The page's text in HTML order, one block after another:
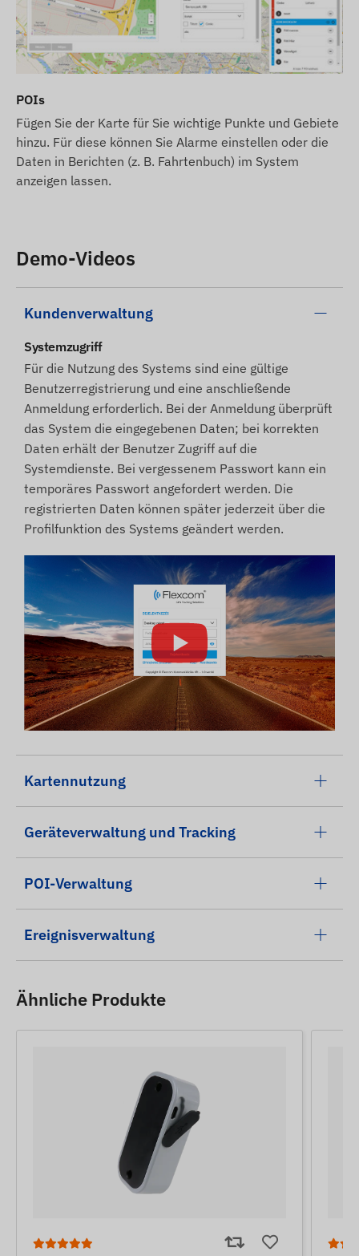
Wahl unserer modernen 4G (LTE)
-Geräte, die eine
bessere Abdeckung und schnellere
Datenkommunikation bieten.
Wir sind bestrebt, die Daten und Bilder auf der
Website kontinuierlich zu aktualisieren und deren
Genauigkeit sicherzustellen. Bitte beachten Sie
jedoch, dass der Hersteller sich das Recht
vorbehält, Produktspezifikationen oder
Verpackungen ohne vorherige Ankündigung zu
Recht auf Herstelleränderungen bezüglich
POIs
Fügen Sie der Karte für Sie wichtige Punkte und Gebiete
hinzu. Für diese können Sie Alarme einstellen oder die
Daten in Berichten (z. B. Fahrtenbuch) im System
anzeigen lassen.
Demo-Videos
Kundenverwaltung
Systemzugriff
Für die Nutzung des Systems sind eine gültige
Benutzerregistrierung und eine anschließende
Anmeldung erforderlich. Bei der Anmeldung überprüft
das System die eingegebenen Daten; bei korrekten
Daten erhält der Benutzer Zugriff auf die
Systemdienste. Bei vergessenem Passwort kann ein
temporäres Passwort angefordert werden. Die
registrierten Daten können später jederzeit über die
Profilfunktion des Systems geändert werden.
Kartennutzung
Geräteverwaltung und Tracking
POI-Verwaltung
Ereignisverwaltung
Ähnliche Produkte